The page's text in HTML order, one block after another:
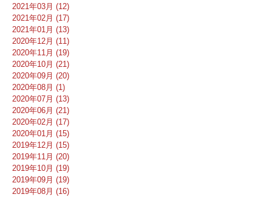
2021年03月 (12)
2021年02月 (17)
2021年01月 (13)
2020年12月 (11)
2020年11月 (19)
2020年10月 (21)
2020年09月 (20)
2020年08月 (1)
2020年07月 (13)
2020年06月 (21)
2020年02月 (17)
2020年01月 (15)
2019年12月 (15)
2019年11月 (20)
2019年10月 (19)
2019年09月 (19)
2019年08月 (16)